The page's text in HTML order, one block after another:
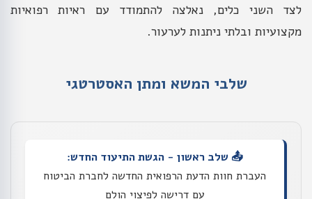
לצד השני כלים, נאלצה להתמודד עם ראיות רפואיות
מקצועיות ובלתי ניתנות לערעור.
שלבי המשא ומתן האסטרטגי
📤 שלב ראשון - הגשת התיעוד החדש:
העברת חוות הדעת הרפואית החדשה לחברת הביטוח
עם דרישה לפיצוי הולם